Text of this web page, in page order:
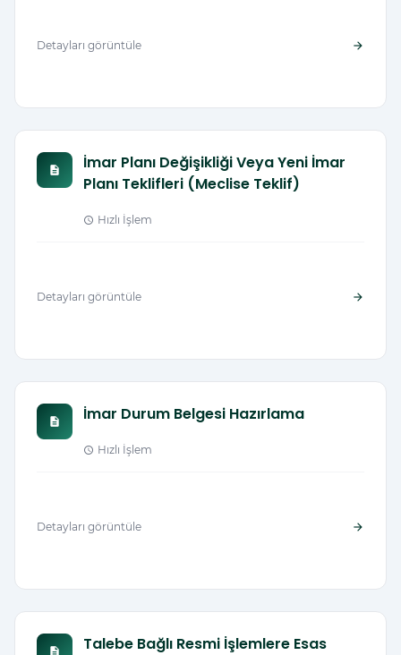
Detayları görüntüle arrow_forward
description
İmar Planı Değişikliği Veya Yeni İmar
Planı Teklifleri (Meclise Teklif)
schedule Hızlı İşlem
Detayları görüntüle arrow_forward
description İmar Durum Belgesi Hazırlama
schedule Hızlı İşlem
Detayları görüntüle arrow_forward
description Talebe Bağlı Resmi İşlemlere Esas